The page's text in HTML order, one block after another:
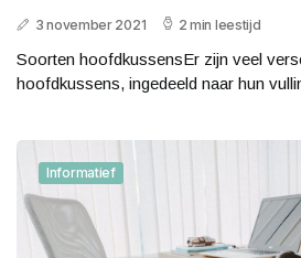
3 november 2021 2 min leestijd
Soorten hoofdkussensEr zijn veel
hoofdkussens, ingedeeld naar hun
Informatief